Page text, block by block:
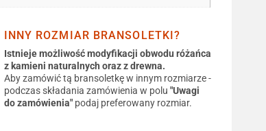
INNY ROZMIAR BRANSOLETKI?
Istnieje możliwość modyfikacji obwodu różańca
z kamieni naturalnych oraz z drewna.
Aby zamówić tą bransoletkę w innym rozmiarze -
podczas składania zamówienia w polu "Uwagi
do zamówienia"podaj preferowany rozmiar.